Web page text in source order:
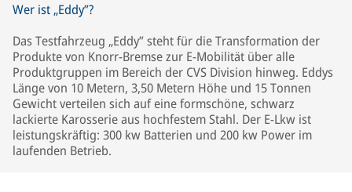
Wer ist „Eddy”?
Das Testfahrzeug „Eddy” steht für die Transformation der
Produkte von Knorr-Bremse zur E-Mobilität über alle
Produktgruppen im Bereich der CVS Division hinweg. Eddys
Länge von 10 Metern, 3,50 Metern Höhe und 15 Tonnen
Gewicht verteilen sich auf eine formschöne, schwarz
lackierte Karosserie aus hochfestem Stahl. Der E-Lkw ist
leistungskräftig: 300 kw Batterien und 200 kw Power im
laufenden Betrieb.